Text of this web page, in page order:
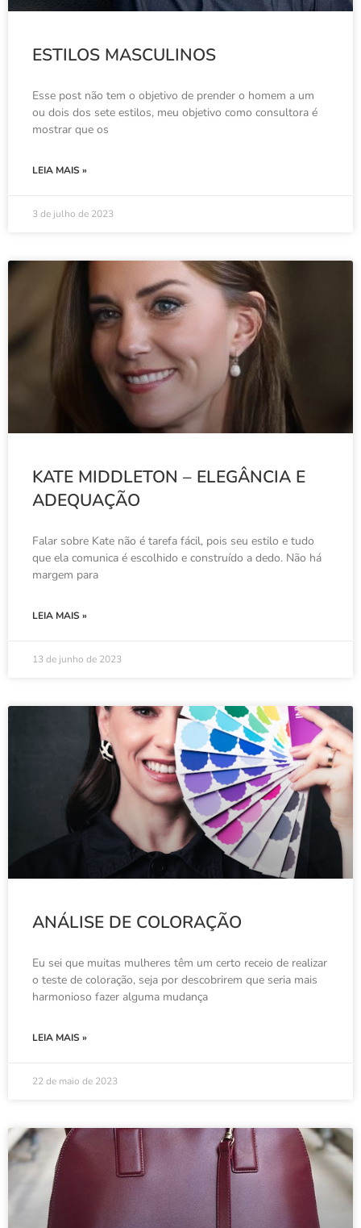
ESTILOS MASCULINOS
Esse post não tem o objetivo de prender o homem a um
ou dois dos sete estilos, meu objetivo como consultora é
mostrar que os
LEIA MAIS »
3 de julho de 2023
KATE MIDDLETON – ELEGÂNCIA E
ADEQUAÇÃO
Falar sobre Kate não é tarefa fácil, pois seu estilo e tudo
que ela comunica é escolhido e construído a dedo. Não há
margem para
LEIA MAIS »
13 de junho de 2023
ANÁLISE DE COLORAÇÃO
Eu sei que muitas mulheres têm um certo receio de realizar
o teste de coloração, seja por descobrirem que seria mais
harmonioso fazer alguma mudança
LEIA MAIS »
22 de maio de 2023